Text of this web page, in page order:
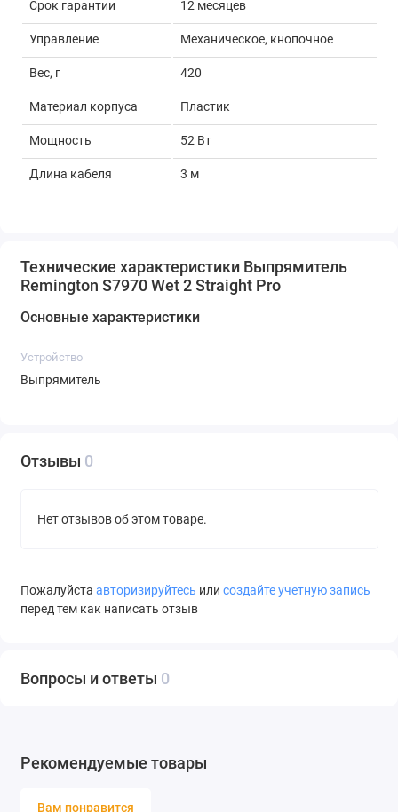
Срок гарантии 12 месяцев
Управление Механическое, кнопочное
Вес, г 420
Материал корпуса Пластик
Мощность 52 Вт
Длина кабеля 3 м
Технические характеристики Выпрямитель
Remington S7970 Wet 2 Straight Pro
Основные характеристики
Устройство
Выпрямитель
Отзывы 0
Нет отзывов об этом товаре.
Пожалуйста авторизируйтесь или создайте учетную запись
перед тем как написать отзыв
Вопросы и ответы 0
Рекомендуемые товары
Вам понравится